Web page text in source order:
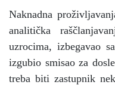
Naknadna
analitička
uzrocima, izbegavao
izgubio smisao za
treba biti zastupnik